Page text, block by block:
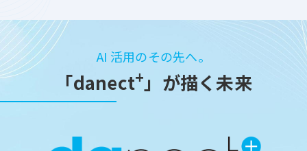
AI 活用のその先へ。
「danect+ 」が描く未来